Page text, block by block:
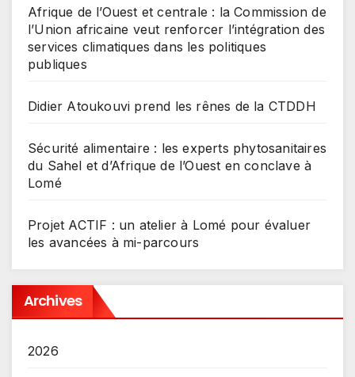
Afrique de l’Ouest et centrale : la Commission de
l’Union africaine veut renforcer l’intégration des
services climatiques dans les politiques
publiques
Didier Atoukouvi prend les rênes de la CTDDH
Sécurité alimentaire : les experts phytosanitaires
du Sahel et d’Afrique de l’Ouest en conclave à
Lomé
Projet ACTIF : un atelier à Lomé pour évaluer
les avancées à mi-parcours
Archives
2026